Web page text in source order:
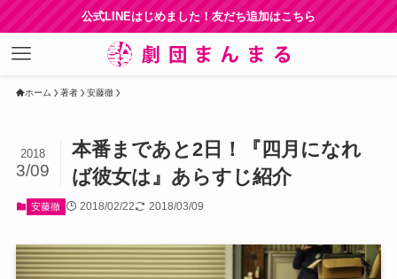
公式LINEはじめました！友だち追加はこちら
ホーム 著者 安藤徹
本番まであと2日！『四月になれ
ば彼女は』あらすじ紹介
2018
3/09
安藤徹 2018/02/22 2018/03/09